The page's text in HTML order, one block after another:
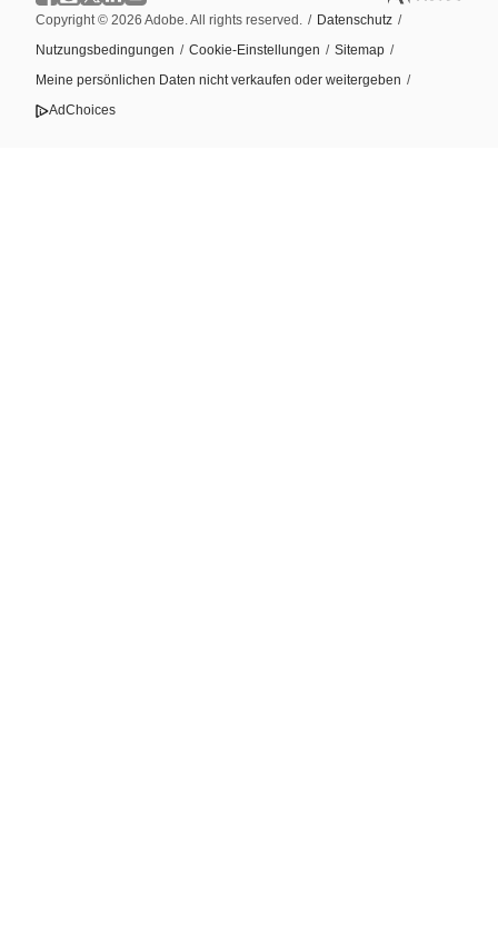
Copyright © 2026 Adobe. All rights reserved. / Datenschutz /
Nutzungsbedingungen / Cookie-Einstellungen / Sitemap /
Meine persönlichen Daten nicht verkaufen oder weitergeben /
AdChoices